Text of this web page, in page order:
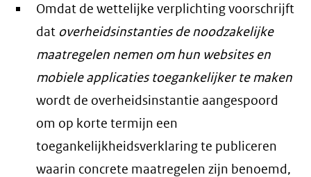
Omdat de wettelijke verplichting voorschrijft
dat overheidsinstanties de noodzakelijke
maatregelen nemen om hun websites en
mobiele applicaties toegankelijker te maken
wordt de overheidsinstantie aangespoord
om op korte termijn een
toegankelijkheidsverklaring te publiceren
waarin concrete maatregelen zijn benoemd,